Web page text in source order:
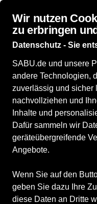
Wir nutzen
zu erbringen
Datenschutz - Sie
SABU.de und unsere
andere Technologien,
zuverlässig und sicher
nachvollziehen und
Inhalte und
Dafür sammeln wir
geräteübergreifende
Angebote.
Wenn Sie auf den
geben Sie dazu Ihre
diese Daten an Dritte